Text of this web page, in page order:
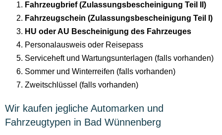
Fahrzeugbrief (Zulassungsbescheinigung Teil II)
Fahrzeugschein (Zulassungsbescheinigung Teil I)
HU oder AU Bescheinigung des Fahrzeuges
Personalausweis oder Reisepass
Serviceheft und Wartungsunterlagen (falls vorhanden)
Sommer und Winterreifen (falls vorhanden)
Zweitschlüssel (falls vorhanden)
Wir kaufen jegliche Automarken und
Fahrzeugtypen in Bad Wünnenberg